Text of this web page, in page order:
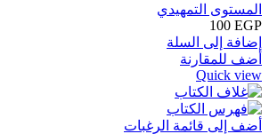
المستوى التمهيدي
100 EGP
إضافة إلى السلة
أضف للمقارنة
Quick view
أضف إلى قائمة الرغبات